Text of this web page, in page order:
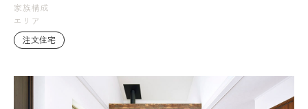
家族構成
エリア
注文住宅